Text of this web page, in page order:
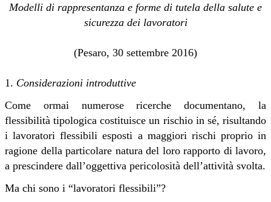
Modelli di rappresentanza e forme di tutela della salute e
sicurezza dei lavoratori
(Pesaro, 30 settembre 2016)
1. Considerazioni introduttive
Come ormai numerose ricerche documentano, la
flessibilità tipologica costituisce un rischio in sé, risultando
i lavoratori flessibili esposti a maggiori rischi proprio in
ragione della particolare natura del loro rapporto di lavoro,
a prescindere dall’oggettiva pericolosità dell’attività svolta.
Ma chi sono i “lavoratori flessibili”?